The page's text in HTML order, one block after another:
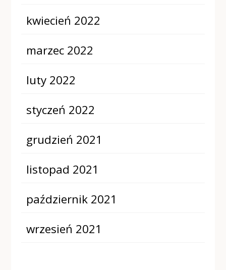
kwiecień 2022
marzec 2022
luty 2022
styczeń 2022
grudzień 2021
listopad 2021
październik 2021
wrzesień 2021